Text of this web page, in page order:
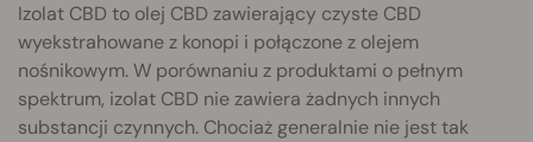
Izolat CBD to olej CBD zawierający czyste CBD
wyekstrahowane z konopi i połączone z olejem
nośnikowym. W porównaniu z produktami o pełnym
spektrum, izolat CBD nie zawiera żadnych innych
substancji czynnych. Chociaż generalnie nie jest tak